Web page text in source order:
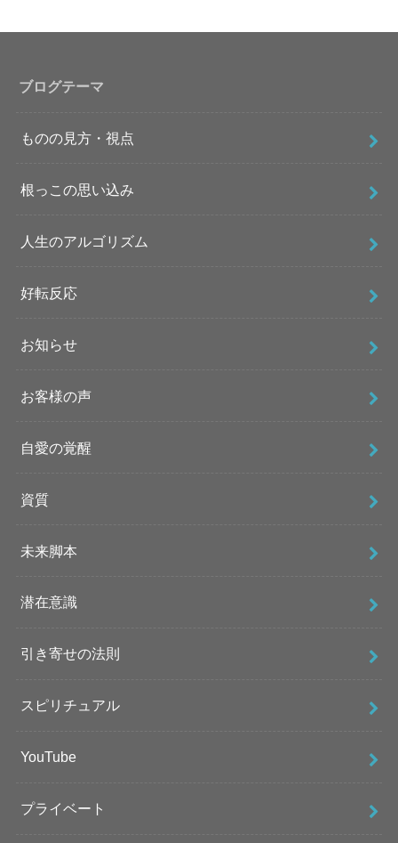
ブログテーマ
ものの見方・視点
根っこの思い込み
人生のアルゴリズム
好転反応
お知らせ
お客様の声
自愛の覚醒
資質
未来脚本
潜在意識
引き寄せの法則
スピリチュアル
YouTube
プライベート